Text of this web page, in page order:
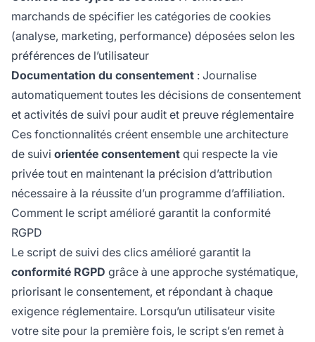
marchands de spécifier les catégories de cookies
(analyse, marketing, performance) déposées selon les
préférences de l’utilisateur
Documentation du consentement : Journalise
automatiquement toutes les décisions de consentement
et activités de suivi pour audit et preuve réglementaire
Ces fonctionnalités créent ensemble une architecture
de suivi orientée consentement qui respecte la vie
privée tout en maintenant la précision d’attribution
nécessaire à la réussite d’un programme d’affiliation.
Comment le script amélioré garantit la conformité
RGPD
Le script de suivi des clics amélioré garantit la
conformité RGPD grâce à une approche systématique,
priorisant le consentement, et répondant à chaque
exigence réglementaire. Lorsqu’un utilisateur visite
votre site pour la première fois, le script s’en remet à